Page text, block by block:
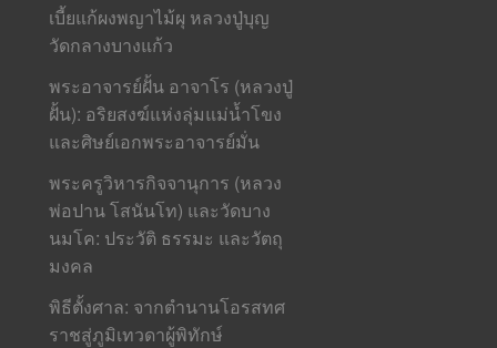
เบี้ยแก้ผงพญาไม้ผุ หลวงปู่บุญ
วัดกลางบางแก้ว
พระอาจารย์ฝั้น อาจาโร (หลวงปู่
ฝั้น): อริยสงฆ์แห่งลุ่มแม่น้ำโขง
และศิษย์เอกพระอาจารย์มั่น
พระครูวิหารกิจจานุการ (หลวง
พ่อปาน โสนันโท) และวัดบาง
นมโค: ประวัติ ธรรมะ และวัตถุ
มงคล
พิธีตั้งศาล: จากตำนานโอรสทศ
ราชสู่ภูมิเทวดาผู้พิทักษ์